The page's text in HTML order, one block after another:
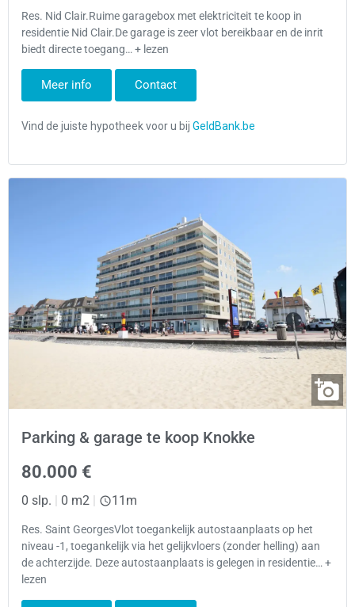
Res. Nid Clair.Ruime garagebox met elektriciteit te koop in
residentie Nid Clair.De garage is zeer vlot bereikbaar en de inrit
biedt directe toegang… + lezen
Meer info Contact
Parking & garage te koop Knokke
80.000 €
0 slp. | 0 m2 | 11m
Res. Saint GeorgesVlot toegankelijk autostaanplaats op het
niveau -1, toegankelijk via het gelijkvloers (zonder helling) aan
de achterzijde. Deze autostaanplaats is gelegen in residentie… +
lezen